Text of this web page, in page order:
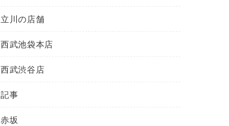
立川の店舗
西武池袋本店
西武渋谷店
記事
赤坂